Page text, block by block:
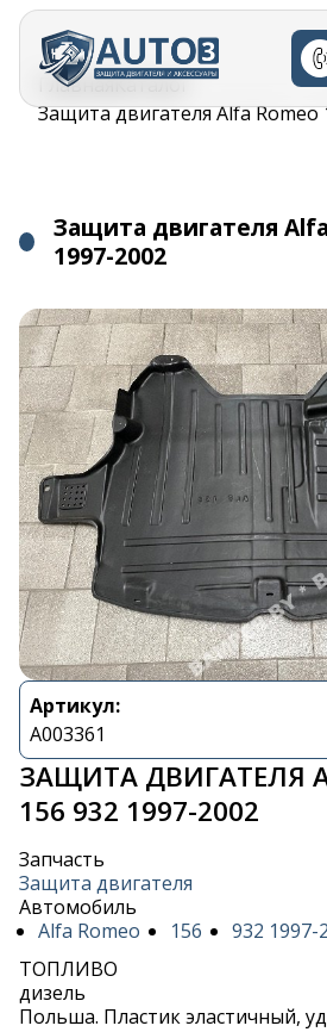
Перейти к
основному
содержанию
Строка
навигации
ГлавнаяКаталог
Защита двигателя Alfa Romeo
Защита двигателя
1997-2002
Артикул:
A003361
ЗАЩИТА ДВИГАТЕЛЯ
156 932 1997-2002
Запчасть
Защита двигателя
Автомобиль
Alfa Romeo
156
932 1997-
ТОПЛИВО
дизель
Польша. Пластик эластичный,